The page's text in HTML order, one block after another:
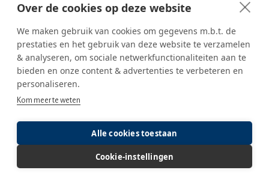
Over de cookies op deze website
We maken gebruik van cookies om gegevens m.b.t. de
prestaties en het gebruik van deze website te verzamelen
& analyseren, om sociale netwerkfunctionaliteiten aan te
bieden en onze content & advertenties te verbeteren en
personaliseren.
Kom meer te weten
Alle cookies toestaan
Cookie-instellingen